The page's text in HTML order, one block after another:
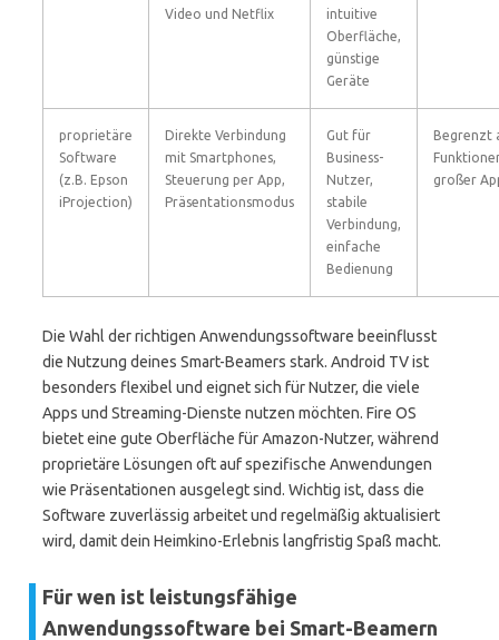
Video und Netflix
intuitive
Oberfläche,
günstige
Geräte
proprietäre
Software
(z.B. Epson
iProjection)
Direkte Verbindung
mit Smartphones,
Steuerung per App,
Präsentationsmodus
Gut für
Business-
Nutzer,
stabile
Verbindung,
einfache
Bedienung
Begrenzt
großer
Die Wahl der richtigen Anwendungssoftware beeinflusst
die Nutzung deines Smart-Beamers stark. Android TV ist
besonders flexibel und eignet sich für Nutzer, die viele
Apps und Streaming-Dienste nutzen möchten. Fire OS
bietet eine gute Oberfläche für Amazon-Nutzer, während
proprietäre Lösungen oft auf spezifische Anwendungen
wie Präsentationen ausgelegt sind. Wichtig ist, dass die
Software zuverlässig arbeitet und regelmäßig aktualisiert
wird, damit dein Heimkino-Erlebnis langfristig Spaß macht.
Für wen ist leistungsfähige
Anwendungssoftware bei Smart-Beamern